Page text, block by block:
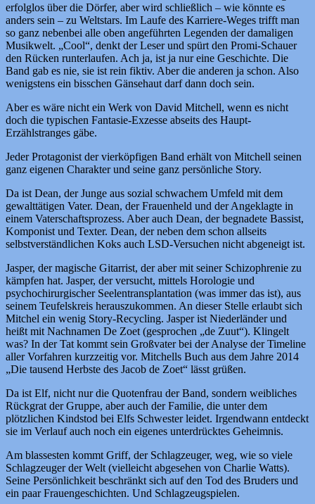
erfolglos über die Dörfer, aber wird schließlich – wie könnte es
anders sein – zu Weltstars. Im Laufe des Karriere-Weges trifft man
so ganz nebenbei alle oben angeführten Legenden der damaligen
Musikwelt. „Cool“, denkt der Leser und spürt den Promi-Schauer
den Rücken runterlaufen. Ach ja, ist ja nur eine Geschichte. Die
Band gab es nie, sie ist rein fiktiv. Aber die anderen ja schon. Also
wenigstens ein bisschen Gänsehaut darf dann doch sein.
Aber es wäre nicht ein Werk von David Mitchell, wenn es nicht
doch die typischen Fantasie-Exzesse abseits des Haupt-
Erzählstranges gäbe.
Jeder Protagonist der vierköpfigen Band erhält von Mitchell seinen
ganz eigenen Charakter und seine ganz persönliche Story.
Da ist Dean, der Junge aus sozial schwachem Umfeld mit dem
gewalttätigen Vater. Dean, der Frauenheld und der Angeklagte in
einem Vaterschaftsprozess. Aber auch Dean, der begnadete Bassist,
Komponist und Texter. Dean, der neben dem schon allseits
selbstverständlichen Koks auch LSD-Versuchen nicht abgeneigt ist.
Jasper, der magische Gitarrist, der aber mit seiner Schizophrenie zu
kämpfen hat. Jasper, der versucht, mittels Horologie und
psychochirurgischer Seelentransplantation (was immer das ist), aus
seinem Teufelskreis herauszukommen. An dieser Stelle erlaubt sich
Mitchel ein wenig Story-Recycling. Jasper ist Niederländer und
heißt mit Nachnamen De Zoet (gesprochen „de Zuut“). Klingelt
was? In der Tat kommt sein Großvater bei der Analyse der Timeline
aller Vorfahren kurzzeitig vor. Mitchells Buch aus dem Jahre 2014
„Die tausend Herbste des Jacob de Zoet“ lässt grüßen.
Da ist Elf, nicht nur die Quotenfrau der Band, sondern weibliches
Rückgrat der Gruppe, aber auch der Familie, die unter dem
plötzlichen Kindstod bei Elfs Schwester leidet. Irgendwann entdeckt
sie im Verlauf auch noch ein eigenes unterdrücktes Geheimnis.
Am blassesten kommt Griff, der Schlagzeuger, weg, wie so viele
Schlagzeuger der Welt (vielleicht abgesehen von Charlie Watts).
Seine Persönlichkeit beschränkt sich auf den Tod des Bruders und
ein paar Frauengeschichten. Und Schlagzeugspielen.